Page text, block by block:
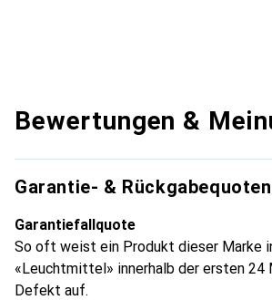
Bewertungen &
Garantie- & Rückgabequoten
Garantiefallquote
So oft weist ein Produkt dieser Marke
«Leuchtmittel» innerhalb der ersten 24
Defekt auf.